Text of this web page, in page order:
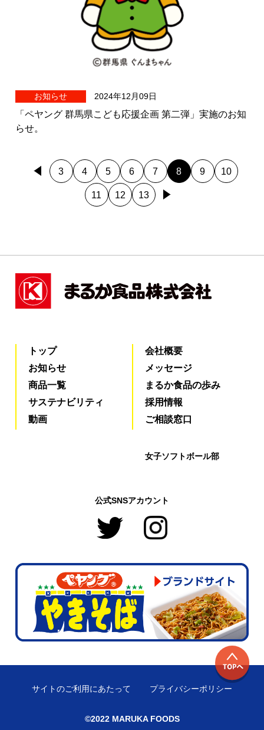
お知らせ 2024年12月09日
「ペヤング 群馬県こども応援企画 第二弾」実施のお知
らせ。
3 4 5 6 7 8 9 10
11 12 13
トップ
お知らせ
商品一覧
サステナビリティ
動画
会社概要
メッセージ
まるか食品の歩み
採用情報
ご相談窓口
公式SNSアカウント
女子ソフトボール部
サイトのご利用にあたって プライバシーポリシー
©2022 MARUKA FOODS